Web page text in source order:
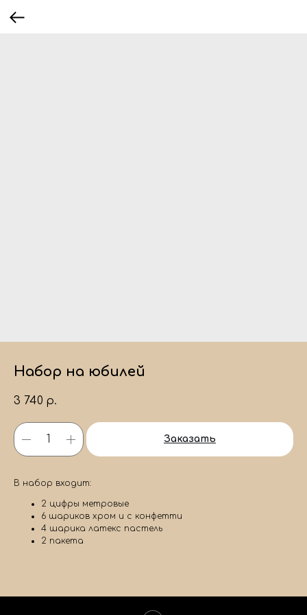
Набор на юбилей
3 740 р.
Заказать
В набор входит:
2 цифры метровые
6 шариков хром и с конфетти
4 шарика латекс пастель
2 пакета